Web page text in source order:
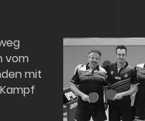
vom
mit